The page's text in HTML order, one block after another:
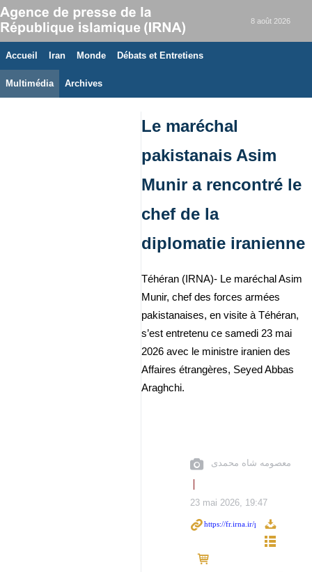
8 août 2026
Accueil Iran Monde Débats et Entretiens
Multimédia Archives
Le maréchal
pakistanais Asim
Munir a rencontré le
chef de la
diplomatie iranienne
Téhéran (IRNA)- Le maréchal Asim
Munir, chef des forces armées
pakistanaises, en visite à Téhéran,
s’est entretenu ce samedi 23 mai
2026 avec le ministre iranien des
Affaires étrangères, Seyed Abbas
Araghchi.
معصومه شاه محمدی
23 mai 2026, 19:47